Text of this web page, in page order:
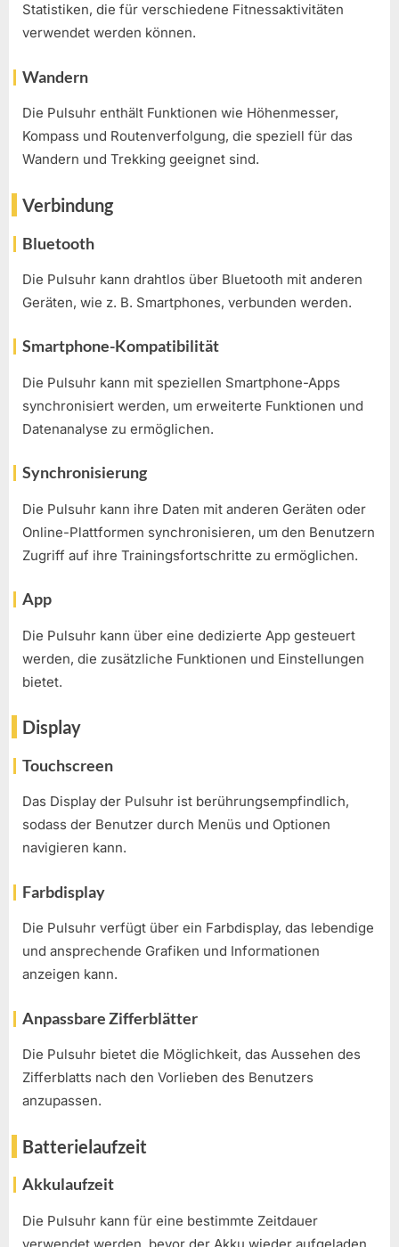
Statistiken, die für verschiedene Fitnessaktivitäten
verwendet werden können.
Wandern
Die Pulsuhr enthält Funktionen wie Höhenmesser,
Kompass und Routenverfolgung, die speziell für das
Wandern und Trekking geeignet sind.
Verbindung
Bluetooth
Die Pulsuhr kann drahtlos über Bluetooth mit anderen
Geräten, wie z. B. Smartphones, verbunden werden.
Smartphone-Kompatibilität
Die Pulsuhr kann mit speziellen Smartphone-Apps
synchronisiert werden, um erweiterte Funktionen und
Datenanalyse zu ermöglichen.
Synchronisierung
Die Pulsuhr kann ihre Daten mit anderen Geräten oder
Online-Plattformen synchronisieren, um den Benutzern
Zugriff auf ihre Trainingsfortschritte zu ermöglichen.
App
Die Pulsuhr kann über eine dedizierte App gesteuert
werden, die zusätzliche Funktionen und Einstellungen
bietet.
Display
Touchscreen
Das Display der Pulsuhr ist berührungsempfindlich,
sodass der Benutzer durch Menüs und Optionen
navigieren kann.
Farbdisplay
Die Pulsuhr verfügt über ein Farbdisplay, das lebendige
und ansprechende Grafiken und Informationen
anzeigen kann.
Anpassbare Zifferblätter
Die Pulsuhr bietet die Möglichkeit, das Aussehen des
Zifferblatts nach den Vorlieben des Benutzers
anzupassen.
Batterielaufzeit
Akkulaufzeit
Die Pulsuhr kann für eine bestimmte Zeitdauer